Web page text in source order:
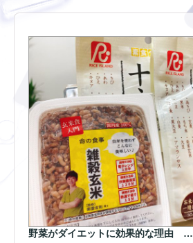
野菜がダイエットに効果的な理由 …